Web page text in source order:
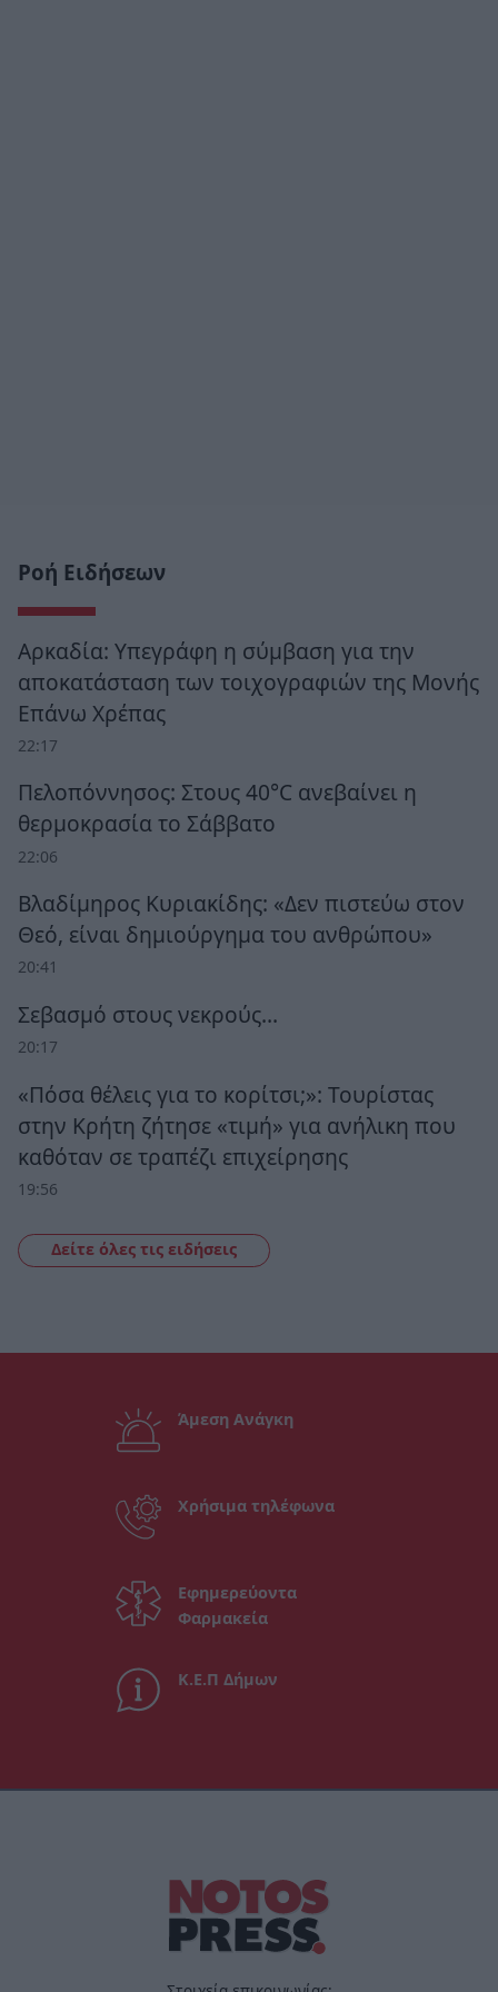
Ροή Ειδήσεων
Αρκαδία: Υπεγράφη η σύμβαση για την
αποκατάσταση των τοιχογραφιών της Μονής
Επάνω Χρέπας
22:17
Πελοπόννησος: Στους 40°C ανεβαίνει η
θερμοκρασία το Σάββατο
22:06
Βλαδίμηρος Κυριακίδης: «Δεν πιστεύω στον
Θεό, είναι δημιούργημα του ανθρώπου»
20:41
Σεβασμό στους νεκρούς…
20:17
«Πόσα θέλεις για το κορίτσι;»: Τουρίστας
στην Κρήτη ζήτησε «τιμή» για ανήλικη που
καθόταν σε τραπέζι επιχείρησης
19:56
Δείτε όλες τις ειδήσεις
Άμεση Ανάγκη
Χρήσιμα τηλέφωνα
Εφημερεύοντα
Φαρμακεία
Κ.Ε.Π Δήμων